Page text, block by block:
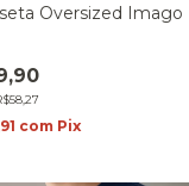
Oversized Imago
com Pix